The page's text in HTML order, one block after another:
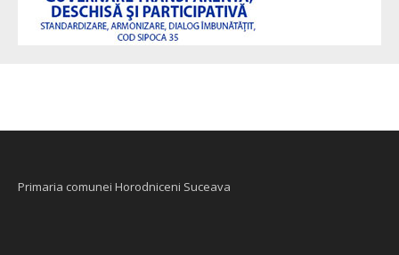
Primaria comunei Horodniceni Suceava